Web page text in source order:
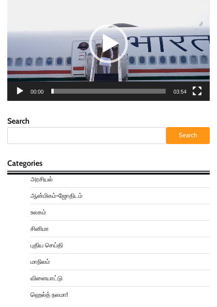
00:00 03:54
Search
Search
Categories
அரசியல்
ஆன்மிகம்-ஜோதிடம்
உலகம்
சினிமா
புதிய செய்தி
மாநிலம்
விளையாட்டு
ஹெல்த் நலமா!